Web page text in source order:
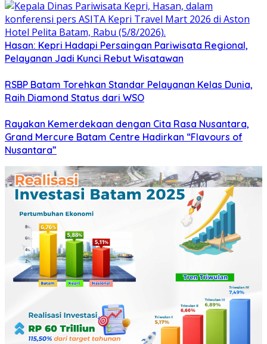
Hasan: Kepri Hadapi Persaingan Pariwisata Regional,
Pelayanan Jadi Kunci Rebut Wisatawan
RSBP Batam Torehkan Standar Pelayanan Kelas Dunia,
Raih Diamond Status dari WSO
Rayakan Kemerdekaan dengan Cita Rasa Nusantara,
Grand Mercure Batam Centre Hadirkan “Flavours of
Nusantara”